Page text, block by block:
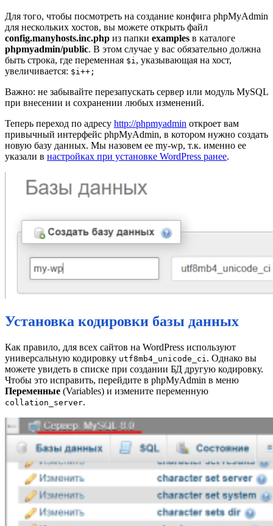
Для того, чтобы посмотреть на создание конфига phpMyAdmin
для нескольких хостов, вы можете открыть файл
config.manyhosts.inc.php из папки examples в каталоге
phpmyadmin/public. В этом случае у вас обязательно должна
быть строка, где переменная $i, указывающая на хост,
увеличивается: $i++;
Важно: не забывайте перезапускать сервер или модуль MySQL
при внесении и сохранении любых изменений.
Теперь переход по адресу http://phpmyadmin откроет вам
привычный интерфейс phpMyAdmin, в котором нужно создать
новую базу данных. Мы назовем ее my-wp, т.к. именно ее
указали в настройках при установке WordPress ранее.
Установка кодировки базы данных
Как правило, для всех сайтов на WordPress используют
универсальную кодировку utf8mb4_unicode_ci . Однако вы
можете увидеть в списке при создании БД другую кодировку.
Чтобы это исправить, перейдите в phpMyAdmin в меню
Переменные (Variables) и измените переменную
collation_server.